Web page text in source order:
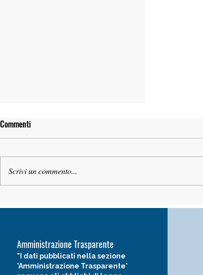
Commenti
Scrivi un commento...
Amministrazione Trasparente
"I dati pubblicati nella sezione
'Amministrazione Trasparente'